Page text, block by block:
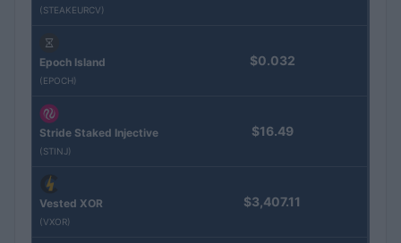
(STEAKEURCV)
Epoch Island
(EPOCH)
$0.032
Stride Staked Injective
(STINJ)
$16.49
Vested XOR
(VXOR)
$3,407.11